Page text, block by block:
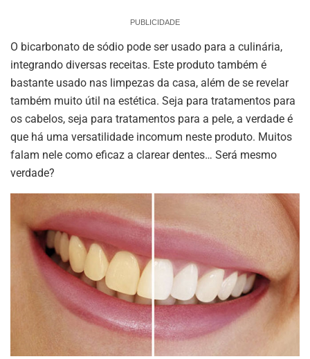
PUBLICIDADE
O bicarbonato de sódio pode ser usado para a culinária,
integrando diversas receitas. Este produto também é
bastante usado nas limpezas da casa, além de se revelar
também muito útil na estética. Seja para tratamentos para
os cabelos, seja para tratamentos para a pele, a verdade é
que há uma versatilidade incomum neste produto. Muitos
falam nele como eficaz a clarear dentes… Será mesmo
verdade?